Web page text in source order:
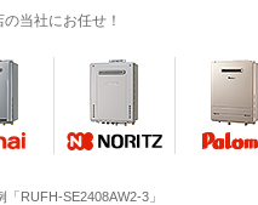
当社にお任せ！
RUFH-SE2408AW2-3」